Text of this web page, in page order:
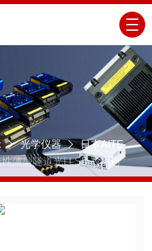
光学仪器
日本AITE
薄型隧道光LLSD-N系列